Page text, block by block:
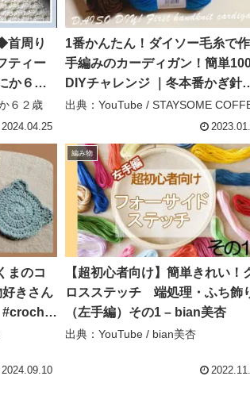
首周り
ティー
か６２
６２歳
2024.04.25
1番かんたん！ダイソー毛糸で
手編みのカーディガン！簡単
DIYチャレンジ ｜冬本番かぎ針
み[ 暮らしのVlog ♯168］ –
出典：YouTube / STAYSOME
まのコ
きさん
か #パ
2024.09.10
編み物
【超初心者向け】簡単きれい！
ロスステッチ 端処理・ふち飾
（左手編）その1 – bian美杏
出典：YouTube / bian美杏